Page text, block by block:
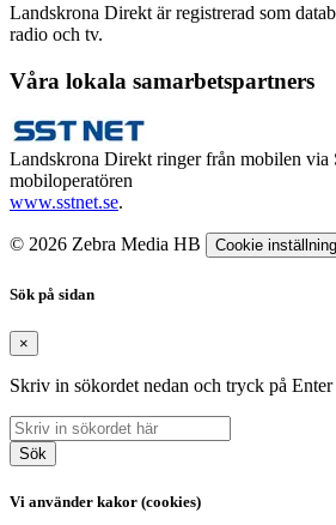
Landskrona Direkt är registrerad som
radio och tv.
Våra lokala samarbetspartners
Landskrona Direkt ringer från mobilen via
mobiloperatören
www.sstnet.se.
© 2026 Zebra Media HB Cookie
Sök på sidan
×
Skriv in sökordet nedan och tryck på
Sök
Vi använder kakor (cookies)